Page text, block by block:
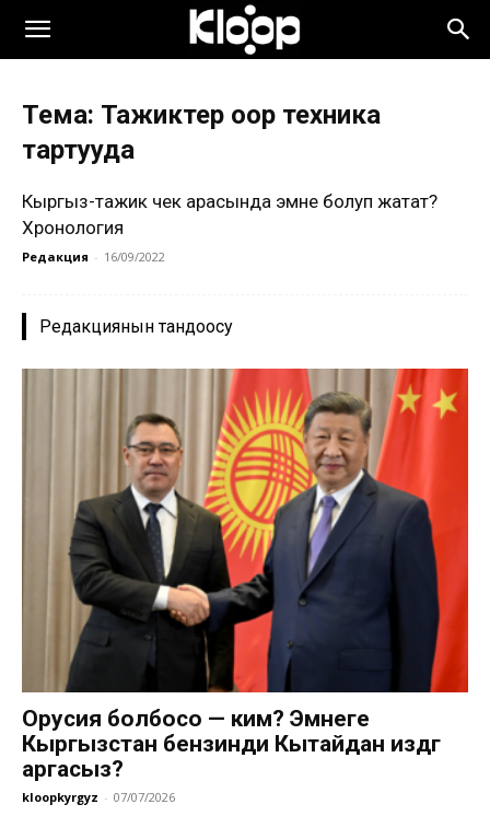
Тема: Тажиктер оор техника
тартууда
Кыргыз-тажик чек арасында эмне болуп жатат?
Хронология
Редакция - 16/09/2022
Редакциянын тандоосу
Орусия болбосо — ким? Эмнеге
Кыргызстан бензинди Кытайдан издөөгө
аргасыз?
kloopkyrgyz - 07/07/2026